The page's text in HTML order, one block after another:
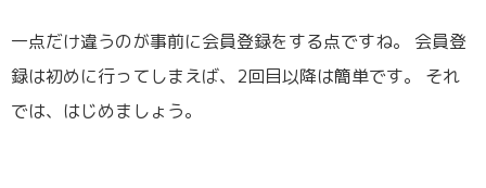
一点だけ違うのが事前に会員登録をする点ですね。 会員登
録は初めに行ってしまえば、2回目以降は簡単です。 それ
では、はじめましょう。